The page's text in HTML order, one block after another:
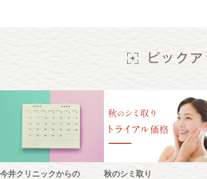
今井クリニックからの
秋のシミ取り